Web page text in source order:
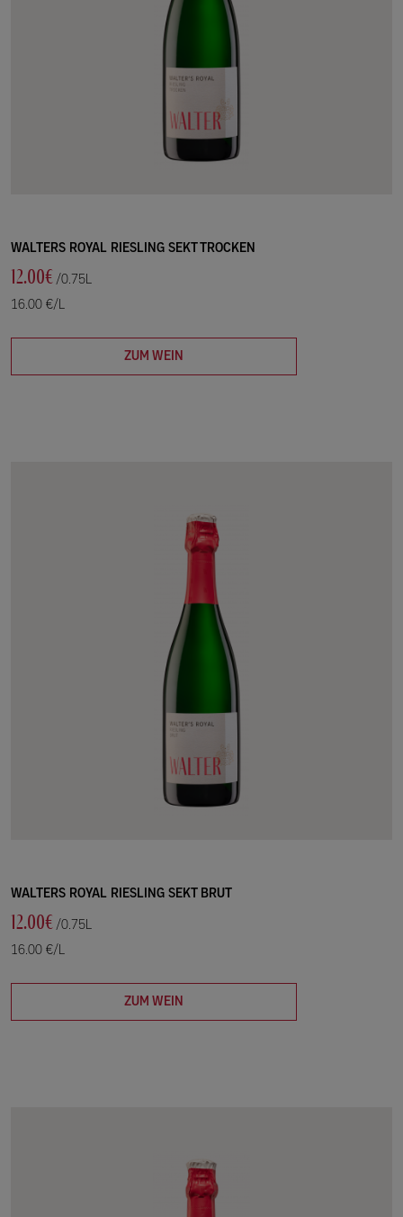
WALTERS ROYAL RIESLING SEKT TROCKEN
12.00€ /0.75L
16.00 €/L
ZUM WEIN
WALTERS ROYAL RIESLING SEKT BRUT
12.00€ /0.75L
16.00 €/L
ZUM WEIN